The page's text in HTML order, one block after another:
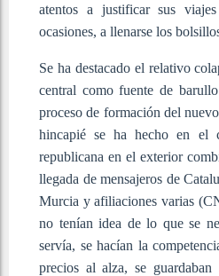
atentos a justificar sus
ocasiones, a llenarse los
Se ha destacado el relativo
central como fuente de
proceso de formación del
hincapié se ha hecho en el
republicana en el exterior
llegada de mensajeros de
Murcia y afiliaciones varias
no tenían idea de lo que se
servía, se hacían la
precios al alza, se guardaban